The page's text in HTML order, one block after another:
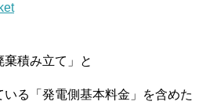
積み立て」と
る「発電側基本料金」を含めた